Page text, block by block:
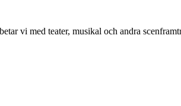
vi med teater, musikal och andra